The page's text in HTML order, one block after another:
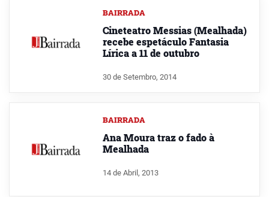
BAIRRADA
Cineteatro Messias (Mealhada)
recebe espetáculo Fantasia
Lírica a 11 de outubro
30 de Setembro, 2014
BAIRRADA
Ana Moura traz o fado à
Mealhada
14 de Abril, 2013